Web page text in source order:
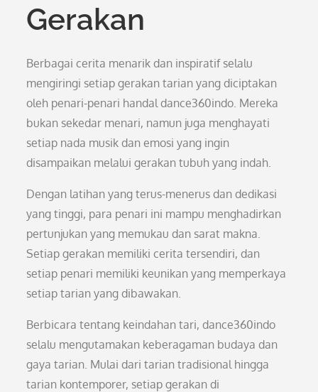
Gerakan
Berbagai cerita menarik dan inspiratif selalu
mengiringi setiap gerakan tarian yang diciptakan
oleh penari-penari handal dance360indo. Mereka
bukan sekedar menari, namun juga menghayati
setiap nada musik dan emosi yang ingin
disampaikan melalui gerakan tubuh yang indah.
Dengan latihan yang terus-menerus dan dedikasi
yang tinggi, para penari ini mampu menghadirkan
pertunjukan yang memukau dan sarat makna.
Setiap gerakan memiliki cerita tersendiri, dan
setiap penari memiliki keunikan yang memperkaya
setiap tarian yang dibawakan.
Berbicara tentang keindahan tari, dance360indo
selalu mengutamakan keberagaman budaya dan
gaya tarian. Mulai dari tarian tradisional hingga
tarian kontemporer, setiap gerakan di